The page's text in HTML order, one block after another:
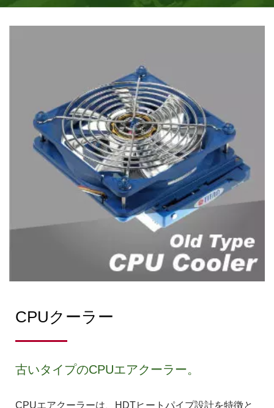
CPUクーラー
古いタイプのCPUエアクーラー。
CPUエアクーラーは、HDTヒートパイプ設計を特徴と